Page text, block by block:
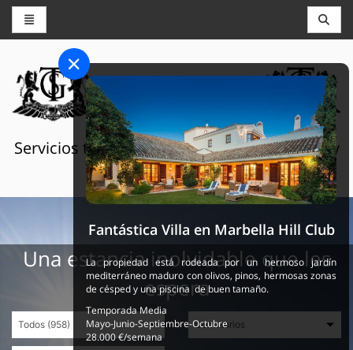
THE GRAND SELECTION
Servicios turísticos de lujo en Suiza, Francia y
España
Una estancia inolvidable que les
espera
Fantástica Villa en Marbella Hill Club
La propiedad está rodeada por un hermoso jardín
mediterráneo maduro con olivos, pinos, hermosas zonas
de césped y una piscina de buen tamaño.
Temporada Media
Mayo-Junio-Septiembre-Octubre
28.000 €/semana